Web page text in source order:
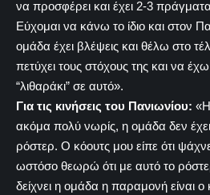
να προσφέρει και έχει 2-3
Εύχομαι να κάνω το ίδιο και στον
ομάδα έχει βλέψεις και θέλω στο
πετύχει τους στόχους της και να
“λιθαράκι” σε αυτό».
Για τις κινήσεις του Πανιωνίου: «Η
ακόμα πολύ νωρίς, η ομάδα δεν
ρόστερ. Ο κόουτς μου είπε ότι
ωστόσο θεωρώ ότι με αυτό το
δείχνει η ομάδα η παραμονή είναι